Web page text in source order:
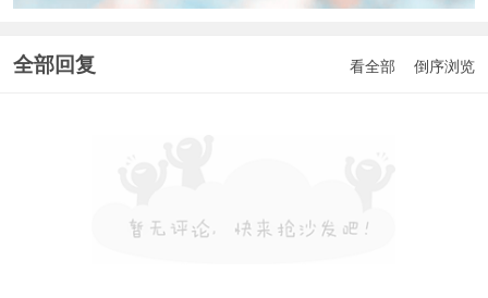
全部回复 看全部 倒序浏览